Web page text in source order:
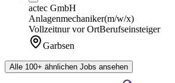
actec GmbH
Anlagenmechaniker(m/w/x)
Vollzeitnur vor OrtBerufseinsteiger
Garbsen
Alle 100+ ähnlichen Jobs ansehen